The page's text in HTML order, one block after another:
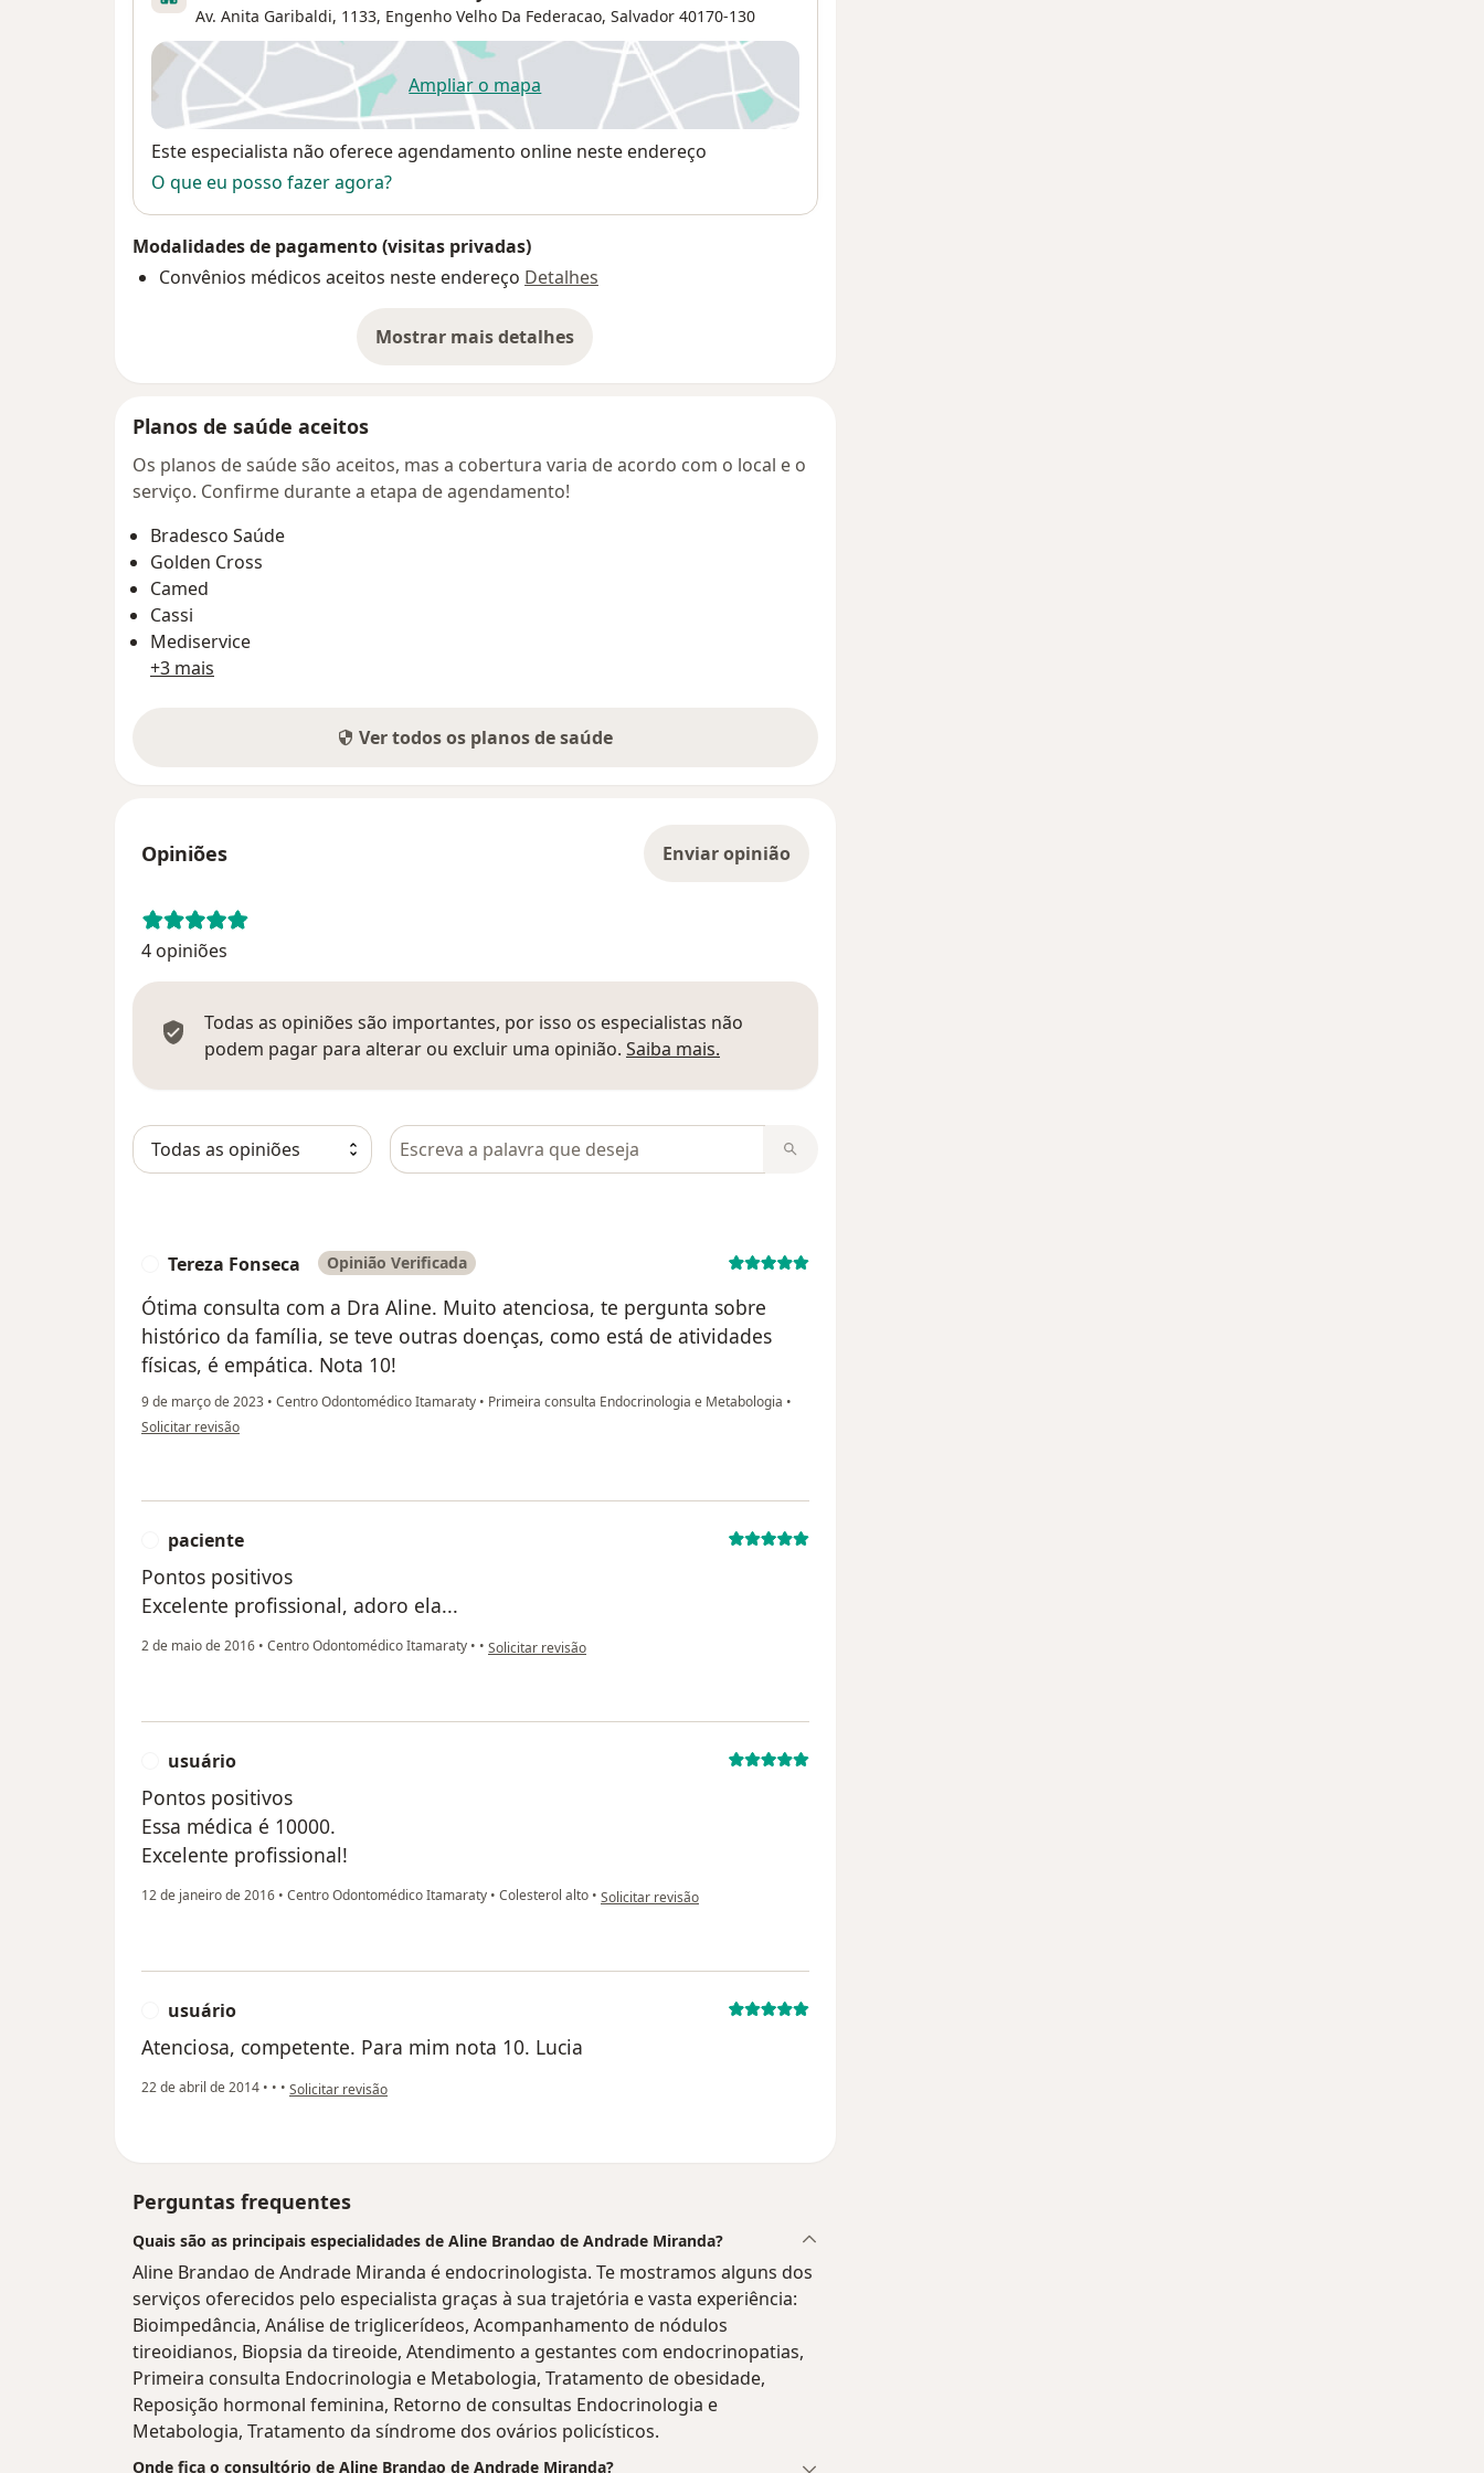
Av. Anita Garibaldi, 1133, Engenho Velho Da Federacao, Salvador 40170-130
Ampliar o mapaabre num novo separador
Disponibilidade
Este especialista não oferece agendamento online neste endereço
O que eu posso fazer agora?
Modalidades de pagamento (visitas privadas)
Convênios médicos aceitos neste endereço Detalhes
Mostrar mais detalhes
sobre o endereço
Planos de saúde aceitos
Os planos de saúde são aceitos, mas a cobertura varia de acordo com o local e o
serviço. Confirme durante a etapa de agendamento!
Bradesco Saúde
Golden Cross
Camed
Cassi
Mediservice
+3 mais
Ver todos os planos de saúde
Opiniões Enviar opinião
4 opiniões
Todas as opiniões são importantes, por isso os especialistas não
podem pagar para alterar ou excluir uma opinião. Saiba mais.
Pesquisar em opiniões
Tereza Fonseca Opinião Verificada
Ótima consulta com a Dra Aline. Muito atenciosa, te pergunta sobre
histórico da família, se teve outras doenças, como está de atividades
físicas, é empática. Nota 10!
9 de março de 2023 • Centro Odontomédico Itamaraty • Primeira consulta Endocrinologia e Metabologia •
na opinião do utilizador Tereza Fonseca
Solicitar revisão
paciente
Pontos positivos
Excelente profissional, adoro ela...
2 de maio de 2016 • Centro Odontomédico Itamaraty • • na opinião do utilizador paciente
Solicitar revisão
usuário
Pontos positivos
Essa médica é 10000.
Excelente profissional!
12 de janeiro de 2016 • Centro Odontomédico Itamaraty • Colesterol alto • na opinião do utilizador usuário
Solicitar revisão
usuário
Atenciosa, competente. Para mim nota 10. Lucia
22 de abril de 2014 • • • na opinião do utilizador usuário
Solicitar revisão
Perguntas frequentes
Quais são as principais especialidades de Aline Brandao de Andrade Miranda?
Aline Brandao de Andrade Miranda é endocrinologista. Te mostramos alguns dos
serviços oferecidos pelo especialista graças à sua trajetória e vasta experiência:
Bioimpedância, Análise de triglicerídeos, Acompanhamento de nódulos
tireoidianos, Biopsia da tireoide, Atendimento a gestantes com endocrinopatias,
Primeira consulta Endocrinologia e Metabologia, Tratamento de obesidade,
Reposição hormonal feminina, Retorno de consultas Endocrinologia e
Metabologia, Tratamento da síndrome dos ovários policísticos.
Onde fica o consultório de Aline Brandao de Andrade Miranda?